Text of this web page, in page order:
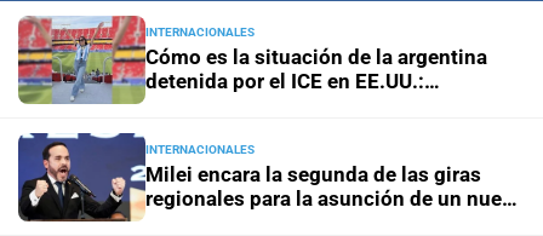
Sorteo del miércoles 5 de agosto
apostador que se llevó la increíble suma de más de $405
millones en el Quini 6
números favorecidos
Ciudad de Santa Fe
Transformar la educación para
INTERNACIONALES
Cómo es la situación de la argentina
detenida por el ICE en EE.UU.:
INTERNACIONALES
Milei encara la segunda de las giras
regionales para la asunción de un nuevo